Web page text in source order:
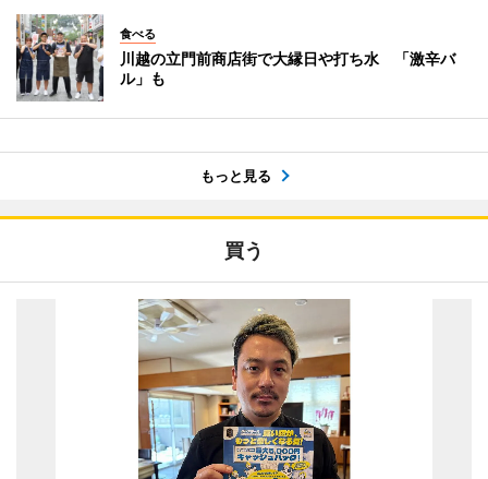
食べる
川越の立門前商店街で大縁日や打ち水 「激辛バ
ル」も
もっと見る
買う